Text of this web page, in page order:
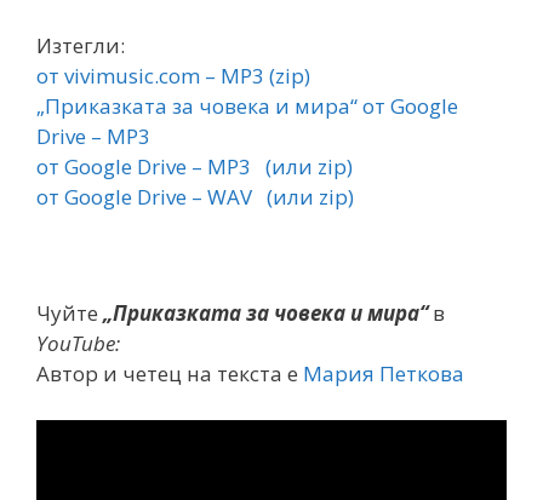
Изтегли:
от vivimusic.com – MP3 (zip)
„Приказката за човека и мира“ от Google
Drive – MP3
от Google Drive – MP3
(или zip)
от Google Drive – WAV (или zip)
Чуйте „Приказката за човека и мира“в
YouTube:
Автор и четец на текста е Мария Петкова